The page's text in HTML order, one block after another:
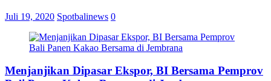
Juli 19, 2020 Spotbalinews 0
Menjanjikan Dipasar Ekspor, BI Bersama Pemprov